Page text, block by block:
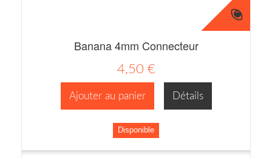
Banana 4mm Connecteur
4,50 €
Ajouter au panier Détails
Disponible